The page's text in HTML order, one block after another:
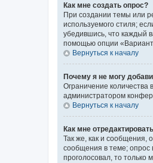
Как мне создать опрос?
При создании темы или
используемого стиля;
убедившись, что каждый
помощью опции
Вернуться к началу
Почему я не могу
Ограничение количества
администратором
Вернуться к началу
Как мне
Так же, как и сообщения,
сообщения в теме; опрос
проголосовал, то только